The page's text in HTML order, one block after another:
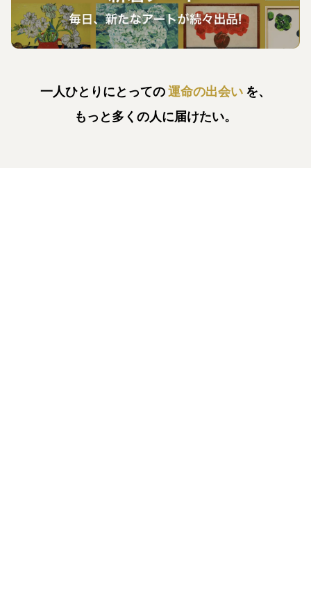
一人ひとりにとっての運命の出会い を、
もっと多くの人に届けたい。